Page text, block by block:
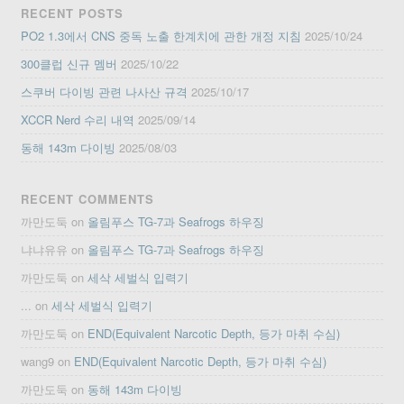
RECENT POSTS
PO2 1.3에서 CNS 중독 노출 한계치에 관한 개정 지침 2025/10/24
300클럽 신규 멤버 2025/10/22
스쿠버 다이빙 관련 나사산 규격 2025/10/17
XCCR Nerd 수리 내역 2025/09/14
동해 143m 다이빙 2025/08/03
RECENT COMMENTS
까만도둑 on 올림푸스 TG-7과 Seafrogs 하우징
냐냐유유 on 올림푸스 TG-7과 Seafrogs 하우징
까만도둑 on세삭 세벌식 입력기
... on세삭 세벌식 입력기
까만도둑 on END(Equivalent Narcotic Depth, 등가 마취 수심)
wang9 on END(Equivalent Narcotic Depth, 등가 마취 수심)
까만도둑 on 동해 143m 다이빙